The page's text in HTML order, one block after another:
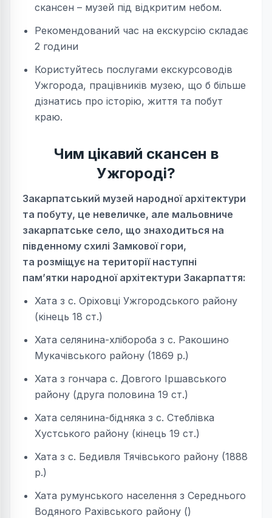
скансен – музей під відкритим небом.
Рекомендований час на екскурсію складає
2 години
Користуйтесь послугами екскурсоводів
Ужгорода, працівників музею, що б більше
дізнатись про історію, життя та побут
краю.
Чим цікавий скансен в
Ужгороді?
Закарпатський музей народної архітектури
та побуту, це невеличке, але мальовниче
закарпатське село, що знаходиться на
південному схилі Замкової гори,
та розміщує на території наступні
пам’ятки народної архітектури Закарпаття:
Хата з с. Оріховці Ужгородського району
(кінець 18 ст.)
Хата селянина-хлібороба з с. Ракошино
Мукачівського району (1869 р.)
Хата з гончара с. Довгого Іршавського
району (друга половина 19 ст.)
Хата селянина-бідняка з с. Стеблівка
Хустського району (кінець 19 ст.)
Хата з с. Бедивля Тячівського району (1888
р.)
Хата румунського населення з Середнього
Водяного Рахівського району ()